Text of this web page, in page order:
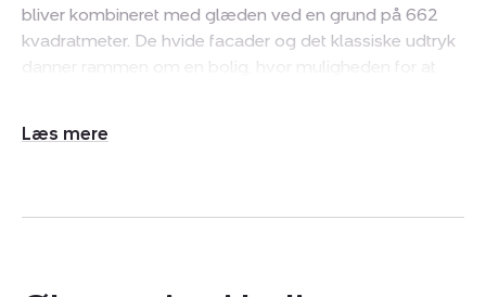
bliver kombineret med glæden ved en grund på 662
kvadratmeter. De hvide facader og det klassiske udtryk
danner rammen om en bolig, hvor muligheden for at
boligen, hvilket skaber en indbydende atmosfære i de
Indretningen er gennemtænkt og funktionel med to